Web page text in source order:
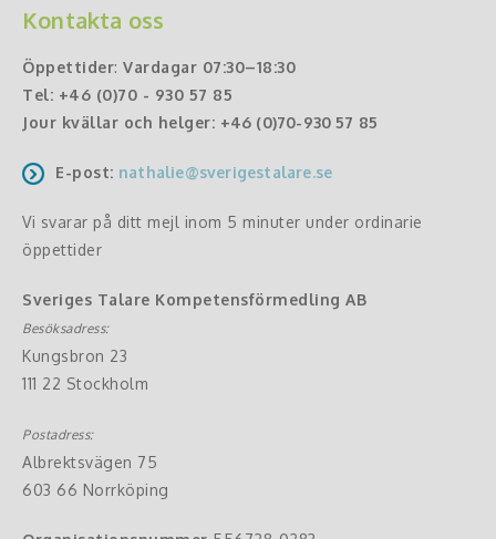
Kontakta oss
Öppettider: Vardagar 07:30–18:30
Tel: +46 (0)70 - 930 57 85
Jour kvällar och helger: +46 (0)70-930 57 85
E-post: nathalie@sverigestalare.se
Vi svarar på ditt mejl inom 5 minuter under ordinarie
öppettider
Sveriges Talare Kompetensförmedling AB
Besöksadress:
Kungsbron 23
111 22 Stockholm
Postadress:
Albrektsvägen 75
603 66 Norrköping